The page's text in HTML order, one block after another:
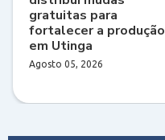
gratuitas para
fortalecer a produção
em Utinga
Agosto 05, 2026